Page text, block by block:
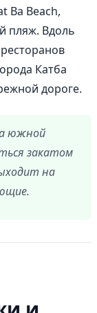
Ba Beach,
пляж. Вдоль
Катба
дороге.
южной
закатом
на